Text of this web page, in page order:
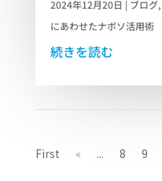
2024年12月20日 | ブログ,
にあわせたナボソ活用術
続きを読む
First
« ... 8 9